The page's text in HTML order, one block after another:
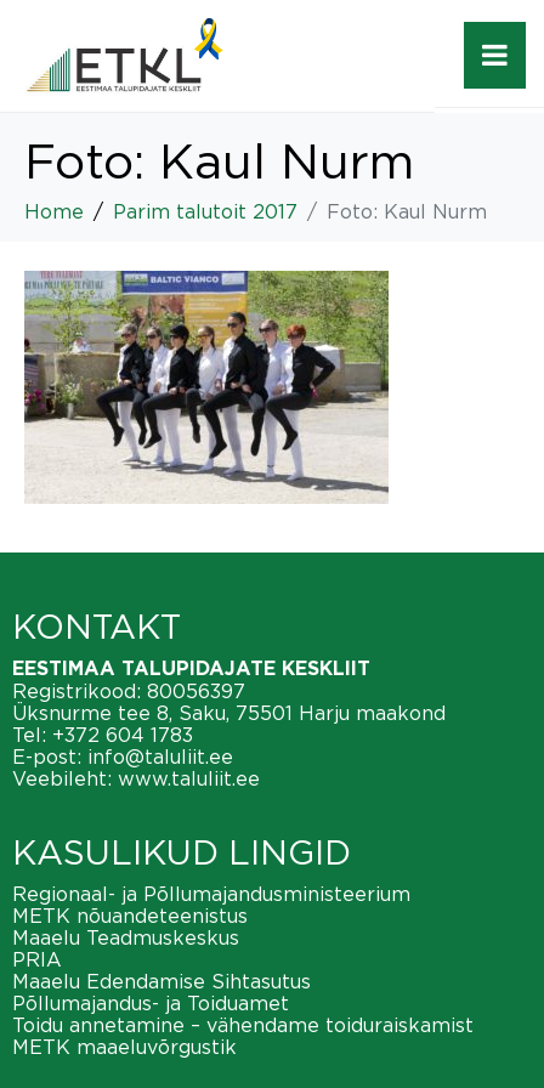
Foto: Kaul Nurm
Home Parim talutoit 2017 Foto: Kaul Nurm
KONTAKT
EESTIMAA TALUPIDAJATE KESKLIIT
Registrikood: 80056397
Üksnurme tee 8, Saku, 75501 Harju maakond
Tel: +372 604 1783
E-post: info@taluliit.ee
Veebileht: www.taluliit.ee
KASULIKUD LINGID
Regionaal- ja Põllumajandusministeerium
METK nõuandeteenistus
Maaelu Teadmuskeskus
PRIA
Maaelu Edendamise Sihtasutus
Põllumajandus- ja Toiduamet
Toidu annetamine – vähendame toiduraiskamist
METK maaeluvõrgustik